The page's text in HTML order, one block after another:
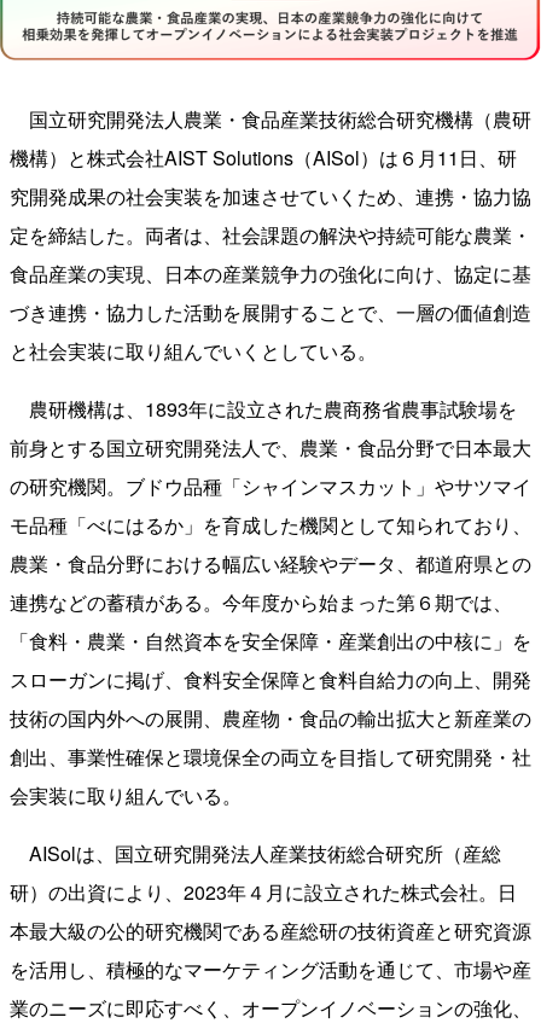
国立研究開発法人農業・食品産業技術総合研究機構（農研
機構）と株式会社AIST Solutions（AISol）は６月11日、研
究開発成果の社会実装を加速させていくため、連携・協力協
定を締結した。両者は、社会課題の解決や持続可能な農業・
食品産業の実現、日本の産業競争力の強化に向け、協定に基
づき連携・協力した活動を展開することで、一層の価値創造
と社会実装に取り組んでいくとしている。
農研機構は、1893年に設立された農商務省農事試験場を
前身とする国立研究開発法人で、農業・食品分野で日本最大
の研究機関。ブドウ品種「シャインマスカット」やサツマイ
モ品種「べにはるか」を育成した機関として知られており、
農業・食品分野における幅広い経験やデータ、都道府県との
連携などの蓄積がある。今年度から始まった第６期では、
「食料・農業・自然資本を安全保障・産業創出の中核に」を
スローガンに掲げ、食料安全保障と食料自給力の向上、開発
技術の国内外への展開、農産物・食品の輸出拡大と新産業の
創出、事業性確保と環境保全の両立を目指して研究開発・社
会実装に取り組んでいる。
AISolは、国立研究開発法人産業技術総合研究所（産総
研）の出資により、2023年４月に設立された株式会社。日
本最大級の公的研究機関である産総研の技術資産と研究資源
を活用し、積極的なマーケティング活動を通じて、市場や産
業のニーズに即応すべく、オープンイノベーションの強化、